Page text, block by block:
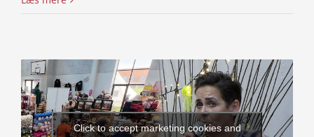
Click to accept marketing cookies and